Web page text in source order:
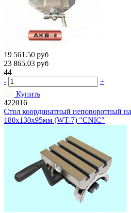
19 561.50 руб
23 865.03 руб
44
-
+
Купить
422016
Стол координатный неповоротный
180х130х95мм (WT-7) "CNIC"